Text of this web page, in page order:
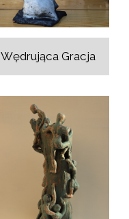
Wędrująca Gracja